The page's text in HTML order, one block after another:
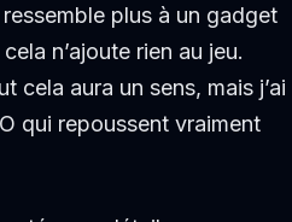
plus à un gadget
n’ajoute rien au jeu.
cela aura un sens, mais j’ai
qui repoussent vraiment